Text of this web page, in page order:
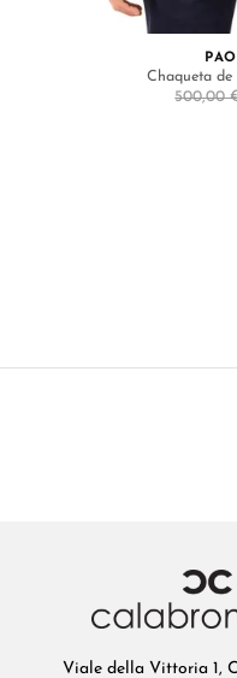
Chaqueta de
500,00
Viale della Vittoria 1,